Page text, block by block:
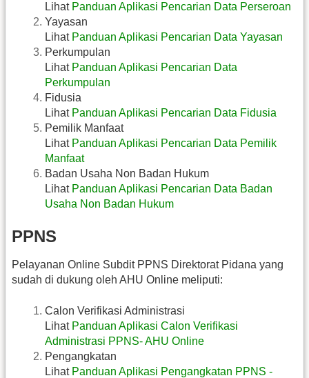
Lihat Panduan Aplikasi Pencarian Data Perseroan
Yayasan
Lihat Panduan Aplikasi Pencarian Data Yayasan
Perkumpulan
Lihat Panduan Aplikasi Pencarian Data
Perkumpulan
Fidusia
Lihat Panduan Aplikasi Pencarian Data Fidusia
Pemilik Manfaat
Lihat Panduan Aplikasi Pencarian Data Pemilik
Manfaat
Badan Usaha Non Badan Hukum
Lihat Panduan Aplikasi Pencarian Data Badan
Usaha Non Badan Hukum
PPNS
Pelayanan Online Subdit PPNS Direktorat Pidana yang
sudah di dukung oleh AHU Online meliputi:
Calon Verifikasi Administrasi
Lihat Panduan Aplikasi Calon Verifikasi
Administrasi PPNS- AHU Online
Pengangkatan
Lihat Panduan Aplikasi Pengangkatan PPNS -